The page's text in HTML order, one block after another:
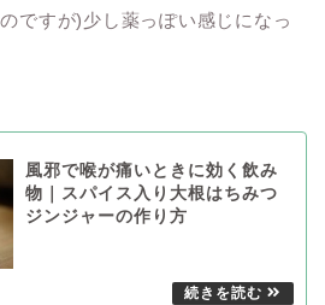
ですが)少し薬っぽい感じになっ
風邪で喉が痛いときに効く飲み
物｜スパイス入り大根はちみつ
ジンジャーの作り方